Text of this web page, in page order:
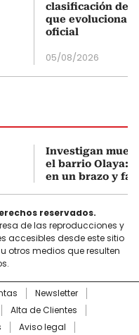
clasificación del
que evoluciona
oficial
05/08/2026
Investigan
el barrio Olaya:
en un brazo y
reservados.
de las reproducciones y
accesibles desde este sitio
otros medios que resulten
Newsletter
Alta de Clientes
Aviso legal